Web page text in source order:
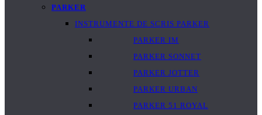
PARKER
INSTRUMENTE DE SCRIS PARKER
PARKER IM
PARKER SONNET
PARKER JOTTER
PARKER URBAN
PARKER 51 ROYAL